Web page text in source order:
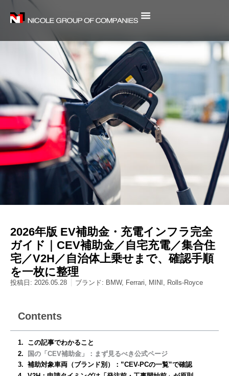
ッ
プ
2026年版 EV補助金・充電インフラ完全
ガイド｜CEV補助金／自宅充電／集合住
宅／V2H／自治体上乗せまで、確認手順
を一枚に整理
投稿日: 2026.05.28 ブランド: BMW, Ferrari, MINI , Rolls-Royce
Contents
この記事でわかること
国の「CEV補助金」：まず見るべき公式ページ
補助対象車両（ブランド別）：”CEV-PCの一覧”で確認